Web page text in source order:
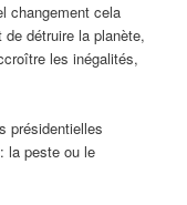
changement cela
détruire la planète,
les inégalités,
présidentielles
la peste ou le